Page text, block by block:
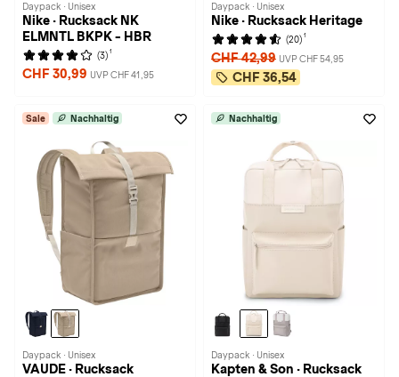
Daypack · Unisex
Nike · Rucksack NK
ELMNTL BKPK - HBR
(3) 1
CHF 30,99 UVP CHF 41,95
Daypack · Unisex
Nike · Rucksack Heritage
(20) 1
CHF 42,99 UVP CHF 54,95
CHF 36,54
Sale Nachhaltig
Daypack · Unisex
VAUDE · Rucksack
Nachhaltig
Daypack · Unisex
Kapten & Son · Rucksack